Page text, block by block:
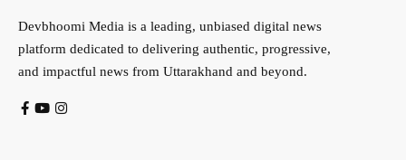
Devbhoomi Media is a leading, unbiased digital news
platform dedicated to delivering authentic, progressive,
and impactful news from Uttarakhand and beyond.